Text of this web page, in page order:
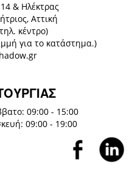
& Ηλέκτρας
Αττική
κέντρο)
για το κατάστημα.)
09:00 - 15:00
09:00 - 19:00